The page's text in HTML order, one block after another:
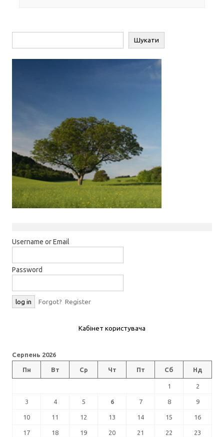
Шукати
Username or Email
Password
Forgot? Register
Кабінет користувача
Серпень 2026
Пн Вт Ср Чт Пт Сб Нд
1 2
3 4 5 6 7 8 9
10 11 12 13 14 15 16
17 18 19 20 21 22 23